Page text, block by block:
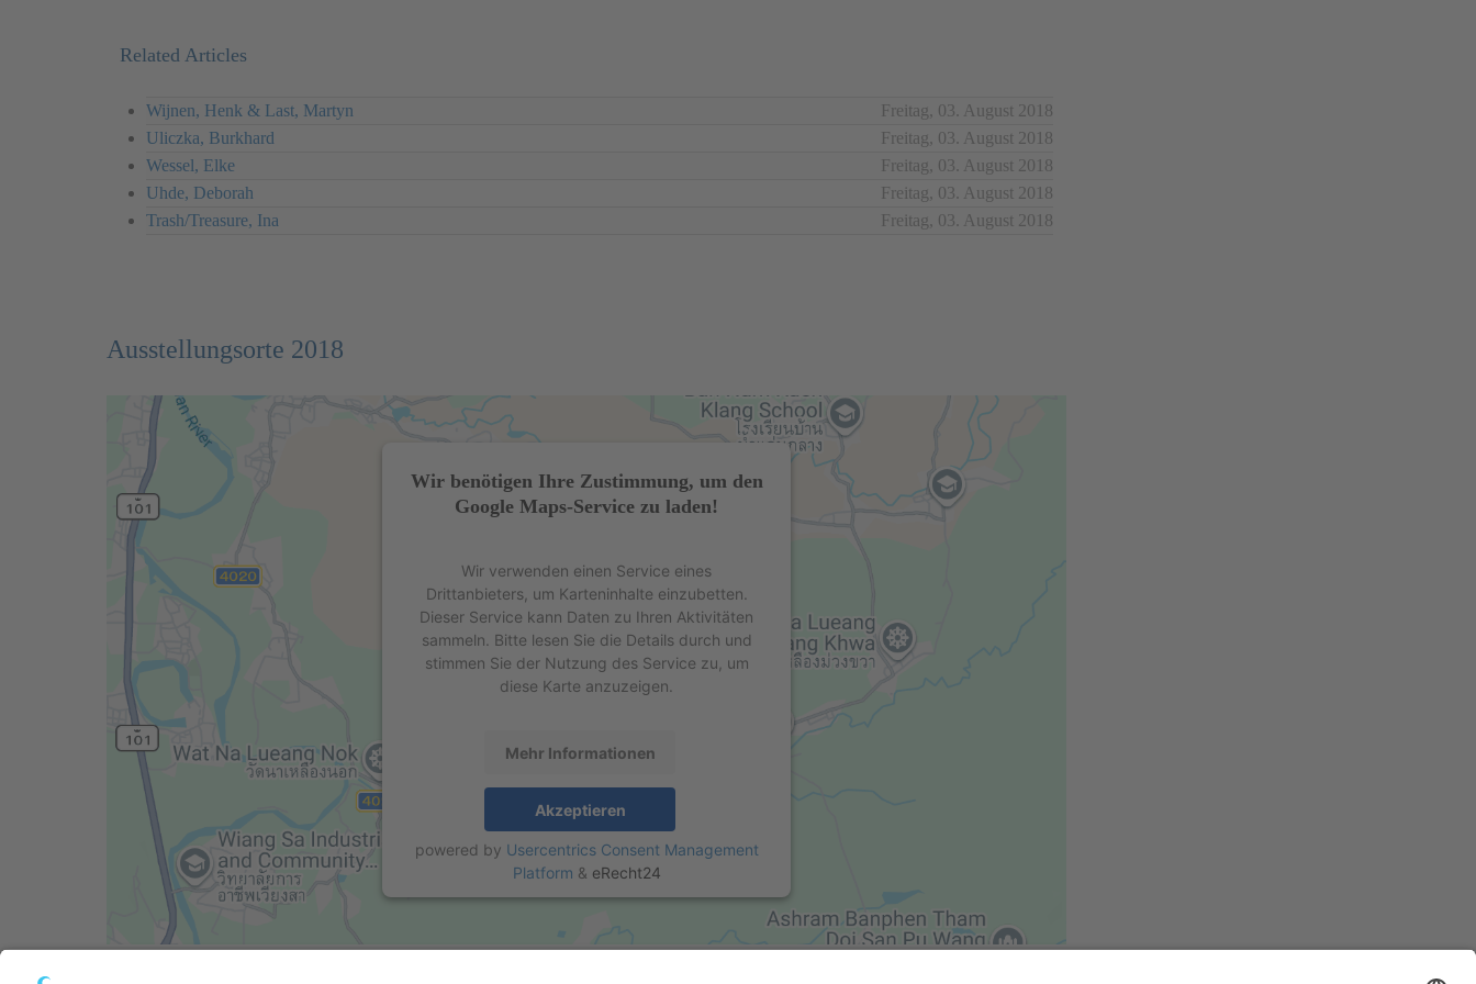
Related Articles
Wijnen, Henk & Last, Martyn
Freitag, 03. August 2018
Uliczka, Burkhard
Freitag, 03. August 2018
Wessel, Elke
Freitag, 03. August 2018
Uhde, Deborah
Freitag, 03. August 2018
Trash/Treasure, Ina
Freitag, 03. August 2018
Ausstellungsorte 2018
Wir benötigen Ihre Zustimmung, um den
Google Maps-Service zu laden!
Wir verwenden einen Service eines
Drittanbieters, um Karteninhalte einzubetten.
Dieser Service kann Daten zu Ihren Aktivitäten
sammeln. Bitte lesen Sie die Details durch und
stimmen Sie der Nutzung des Service zu, um
diese Karte anzuzeigen.
Mehr Informationen
Akzeptieren
powered by Usercentrics Consent Management
Platform & eRecht24